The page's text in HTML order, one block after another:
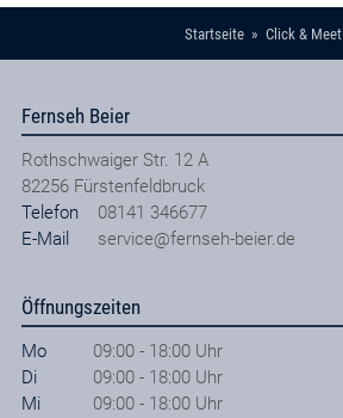
Startseite Click & Meet
Fernseh Beier
Rothschwaiger Str. 12 A
82256 Fürstenfeldbruck
Telefon
08141 346677
E-Mail
service@fernseh-beier.de
Öffnungszeiten
Mo
09:00 - 18:00 Uhr
Di
09:00 - 18:00 Uhr
Mi
09:00 - 18:00 Uhr